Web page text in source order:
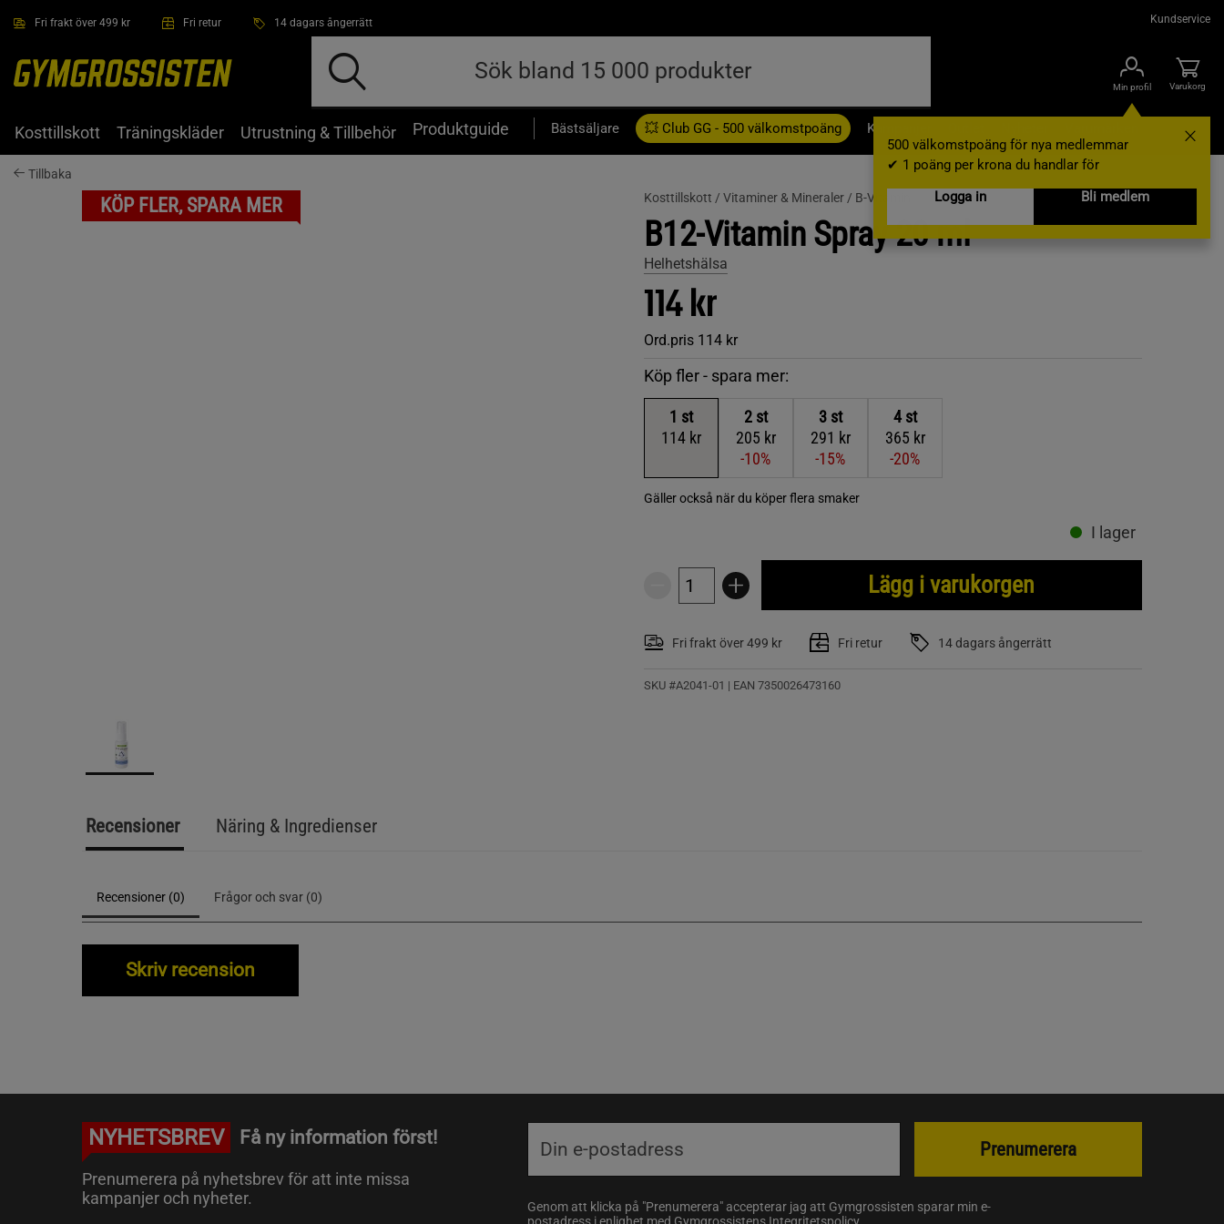
Fri frakt över 499 kr Fri retur 14 dagars ångerrätt Kundservice
Min profil
500 välkomstpoäng för nya medlemmar
✔ 1 poäng per krona du handlar för
Logga in
Bli medlem
Varukorg
Kosttillskott Träningskläder Utrustning & Tillbehör Produktguide Bästsäljare 💥 Club GG - 500 välkomstpoäng Kampanjer
Tillbaka
KÖP FLER, SPARA MER Kosttillskott / Vitaminer & Mineraler / B-Vitamin
B12-Vitamin Spray 20 ml
Helhetshälsa
114 kr
Ord.pris 114 kr
Köp fler - spara mer:
1 st
114 kr
2st
205 kr
-10%
3st
291 kr
-15%
4st
365 kr
-20%
Gäller också när du köper flera smaker
I lager
Lägg i varukorgen
Fri frakt över 499 kr Fri retur 14 dagars ångerrätt
SKU #A2041-01 | EAN 7350026473160
Recensioner Näring & Ingredienser
Recensioner (0) Frågor och svar (0)
Skriv recension
NYHETSBREV Få ny information först!
Prenumerera på nyhetsbrev för att inte missa
kampanjer och nyheter.
Genom att klicka på "Prenumerera" accepterar jag att Gymgrossisten sparar min e-
Prenumerera